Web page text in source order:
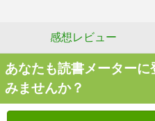
感想レビュー
あなたも読書メーター
みませんか？